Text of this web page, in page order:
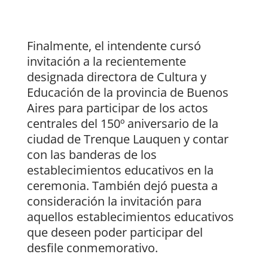
Finalmente, el intendente cursó
invitación a la recientemente
designada directora de Cultura y
Educación de la provincia de Buenos
Aires para participar de los actos
centrales del 150º aniversario de la
ciudad de Trenque Lauquen y contar
con las banderas de los
establecimientos educativos en la
ceremonia. También dejó puesta a
consideración la invitación para
aquellos establecimientos educativos
que deseen poder participar del
desfile conmemorativo.